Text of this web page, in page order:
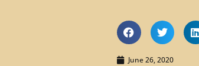
June 26, 2020